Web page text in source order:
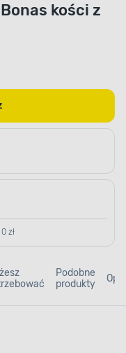
kości z
zł
Podobne
produkty